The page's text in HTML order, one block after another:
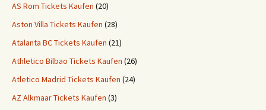
AS Rom Tickets Kaufen (20)
Aston Villa Tickets Kaufen (28)
Atalanta BC Tickets Kaufen (21)
Athletico Bilbao Tickets Kaufen (26)
Atletico Madrid Tickets Kaufen (24)
AZ Alkmaar Tickets Kaufen (3)